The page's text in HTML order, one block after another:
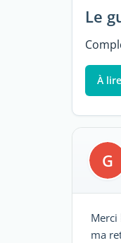
Le
À
G
Merci
ma